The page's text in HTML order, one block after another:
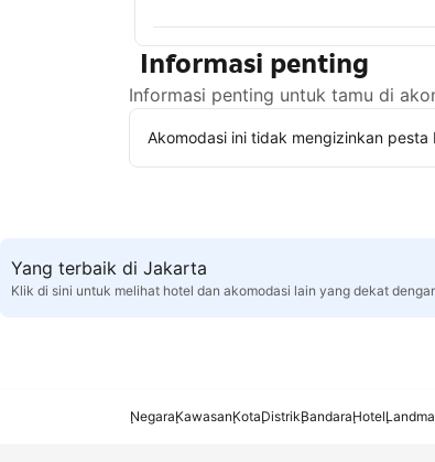
Informasi penting
Informasi penting untuk tamu di
Akomodasi ini tidak mengizinkan pesta
Yang terbaik di Jakarta
Klik di sini untuk melihat hotel dan akomodasi lain yang dekat
NegaraKawasanKotaDistrikBandaraHotel